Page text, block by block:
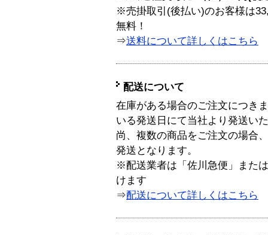
※売掛取引(後払い)のお客様は
無料！
⇒送料について詳しくはこちら
配送について
在庫がある場合のご注文につき
いる発送日にて当社より発送い
尚、複数の商品をご注文の場合
発送となります。
※配送業者は「佐川急便」また
けます
⇒配送について詳しくはこちら